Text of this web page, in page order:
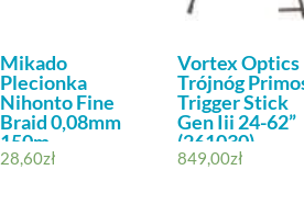
Mikado
Plecionka
Nihonto Fine
Braid 0,08mm
150m
28,60zł
Vortex Optics
Trójnóg
Trigger Stick
Gen Iii 24-62”
(261030)
849,00zł